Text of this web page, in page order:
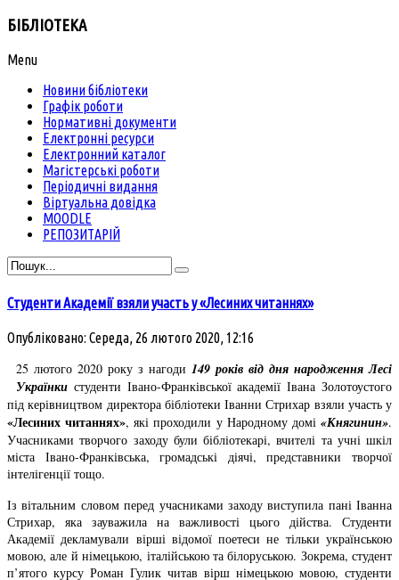
БІБЛІОТЕКА
Menu
Новини бібліотеки
Графік роботи
Нормативні документи
Електронні ресурси
Електронний каталог
Магістерські роботи
Періодичні видання
Віртуальна довідка
MOODLE
РЕПОЗИТАРІЙ
Студенти Академії взяли участь у «Лесиних читаннях»
Опубліковано: Середа, 26 лютого 2020, 12:16
25 лютого 2020 року з нагоди 149 років від дня народження Лесі
Українки студенти Івано-Франківської академії Івана Золотоустого
під керівництвом директора бібліотеки Іванни Стрихар взяли участь у
«Лесиних читаннях», які проходили у Народному домі«Княгинин».
Учасниками творчого заходу були бібліотекарі, вчителі та учні шкіл
міста Івано-Франківська, громадські діячі, представники творчої
інтелігенції тощо.
Із вітальним словом перед учасниками заходу виступила пані Іванна
Стрихар, яка зауважила на важливості цього дійства. Студенти
Академії декламували вірші відомої поетеси не тільки українською
мовою, але й німецькою, італійською та білоруською. Зокрема, студент
п’ятого курсу Роман Гулик читав вірш німецькою мовою, студенти